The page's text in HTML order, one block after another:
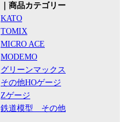
｜商品カテゴリー
KATO
TOMIX
MICRO ACE
MODEMO
グリーンマックス
その他HOゲージ
Zゲージ
鉄道模型 その他